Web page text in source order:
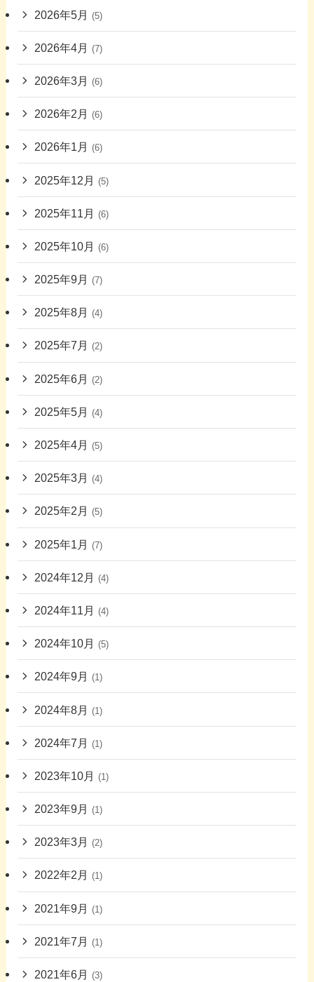
2026年5月 (5)
2026年4月 (7)
2026年3月 (6)
2026年2月 (6)
2026年1月 (6)
2025年12月 (5)
2025年11月 (6)
2025年10月 (6)
2025年9月 (7)
2025年8月 (4)
2025年7月 (2)
2025年6月 (2)
2025年5月 (4)
2025年4月 (5)
2025年3月 (4)
2025年2月 (5)
2025年1月 (7)
2024年12月 (4)
2024年11月 (4)
2024年10月 (5)
2024年9月 (1)
2024年8月 (1)
2024年7月 (1)
2023年10月 (1)
2023年9月 (1)
2023年3月 (2)
2022年2月 (1)
2021年9月 (1)
2021年7月 (1)
2021年6月 (3)